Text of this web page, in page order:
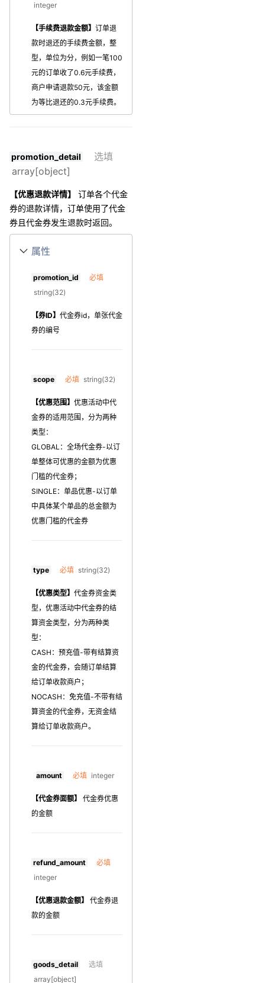
integer
【手续费退款金额】 订单退
款时退还的手续费金额，整
型，单位为分，例如一笔100
元的订单收了0.6元手续费，
商户申请退款50元，该金额
为等比退还的0.3元手续费。
promotion_detail
选填
array[object]
【优惠退款详情】
订单各个代金
券的退款详情，订单使用了代金
券且代金券发生退款时返回。
属性
promotion_id
必填
string(32)
【券ID】 代金券id，单张代金
券的编号
scope 必填 string(32)
【优惠范围】 优惠活动中代
金券的适用范围，分为两种
类型：
GLOBAL：全场代金券-以订
单整体可优惠的金额为优惠
门槛的代金券；
SINGLE：单品优惠-以订单
中具体某个单品的总金额为
优惠门槛的代金券
type 必填 string(32)
【优惠类型】 代金券资金类
型，优惠活动中代金券的结
算资金类型，分为两种类
型：
CASH：预充值-带有结算资
金的代金券，会随订单结算
给订单收款商户；
NOCASH：免充值-不带有结
算资金的代金券，无资金结
算给订单收款商户。
amount 必填 integer
【代金券面额】
代金券优惠
的金额
refund_amount
必填
integer
【优惠退款金额】
代金券退
款的金额
goods_detail
选填
array[object]